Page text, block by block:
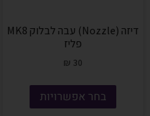
דיזה (Nozzle) עבה לבלוק MK8
פליז
₪ 30
בחר אפשרויות